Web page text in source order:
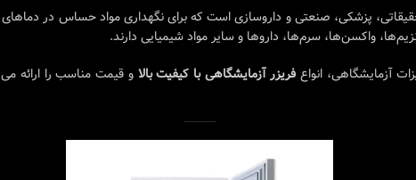
پزشکی، صنعتی و داروسازی است که برای نگهداری مواد حساس در
واکسن‌ها، سرم‌ها، داروها و سایر مواد شیمیایی دارند.
آزمایشگاهی، انواع فریزر آزمایشگاهی با کیفیت بالا و قیمت مناسب را ارائه